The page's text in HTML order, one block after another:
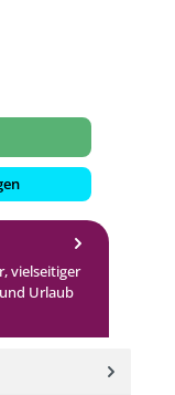
vielseitiger
Urlaub